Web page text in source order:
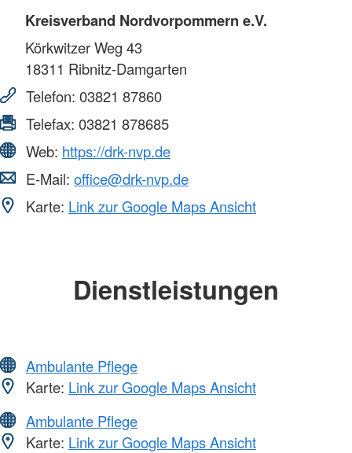
Kreisverband Nordvorpommern e.V.
Körkwitzer Weg 43
18311 Ribnitz-Damgarten
Telefon: 03821 87860
Telefax: 03821 878685
Web: https://drk-nvp.de
E-Mail: office@drk-nvp.de
Karte: Link zur Google Maps Ansicht
Dienstleistungen
Ambulante Pflege
Karte: Link zur Google Maps Ansicht
Ambulante Pflege
Karte: Link zur Google Maps Ansicht